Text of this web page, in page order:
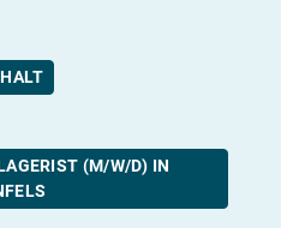
(M/W/D) IN